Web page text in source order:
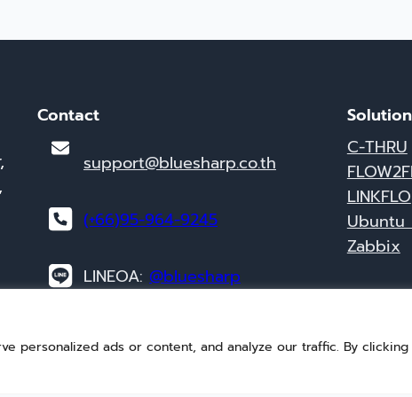
personalized ads or content, and analyze our traffic. By
Contact
support@bluesharp.co.th
(+66)95-964-9245
LINEOA: @bluesharp
C-THRU
LINKFLO
Ubuntu
Zabbix